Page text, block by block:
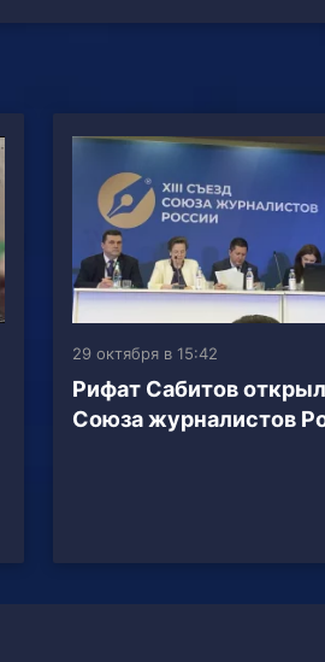
29 октября в 15:42
Рифат Сабитов
Союза журналистов